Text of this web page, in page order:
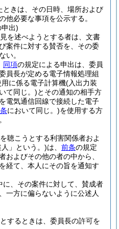
ときは、その日時、場所および
他必要な事項を公示する。
出)
を述べようとする者は、文書
案件に対する賛否を、その委
い。
同項の規定による申出は、委員
員長が定める電子情報処理組
に係る電子計算機(入出力装
て同じ。)とその通知の相手方
電気通信回線で接続した電子
において同じ。)を使用する方
聴こうとする利害関係者およ
」という。)は、 前条の規定
およびその他の者の中から、
経て、本人にその旨を通知す
に、その案件に対して、賛成者
一方に偏らないように公述人
するときは、委員長の許可を